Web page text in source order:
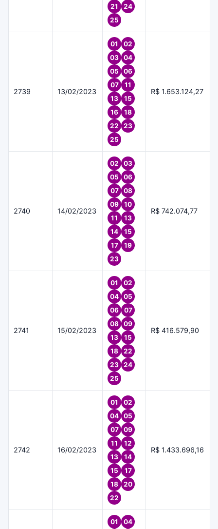
21
24
25
2739 13/02/2023
01
02
03
04
05
06
07
11
13
15
16
18
22
23
25
R$ 1.653.124,27
2740 14/02/2023
02
03
05
06
07
08
09
10
11
13
14
15
17
19
23
R$ 742.074,77
2741 15/02/2023
01
02
04
05
06
07
08
09
13
15
18
22
23
24
25
R$ 416.579,90
2742 16/02/2023
01
02
04
05
07
09
11
12
13
14
15
17
18
20
22
R$ 1.433.696,16
01 04